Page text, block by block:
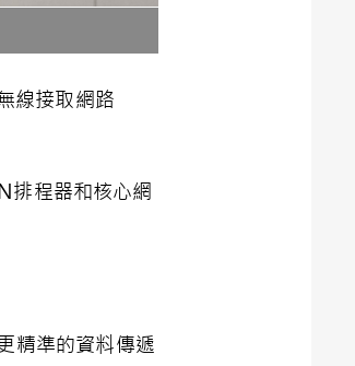
線接取網路
排程器和核心網
精準的資料傳遞